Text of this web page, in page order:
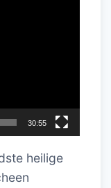
30:55
heilige